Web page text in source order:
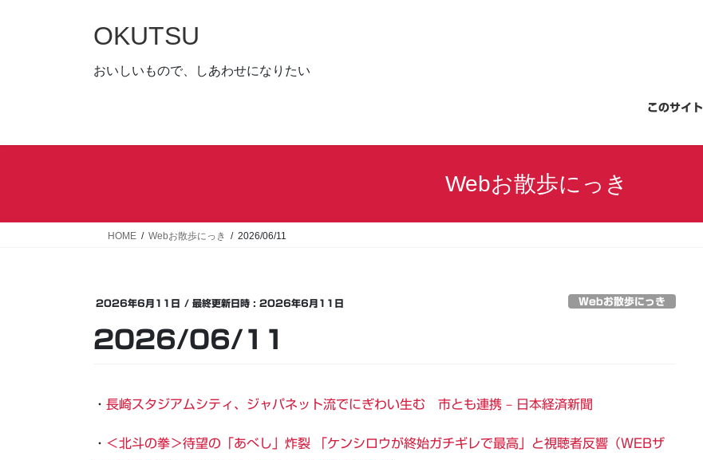
キ
に
OKUTSU
おいしいもので、しあわせになりたい
このサイト
Webお散歩にっき
HOME Webお散歩にっき 2026/06/11
2026年6月11日 / 最終更新日時 : 2026年6月11日 Webお散歩にっき
2026/06/11
・ 長崎スタジアムシティ、ジャパネット流でにぎわい生む 市とも連携 – 日本経済新聞
・ ＜北斗の拳＞待望の「あべし」炸裂 「ケンシロウが終始ガチギレで最高」と視聴者反響（WEBザ